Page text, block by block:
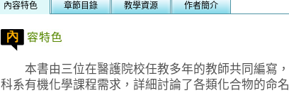
內容特色 章節目錄 教學資源 作者簡介
本書由三位在醫護院校任教多年的教師共同編寫
科系有機化學課程需求，詳細討論了各類化合物的命